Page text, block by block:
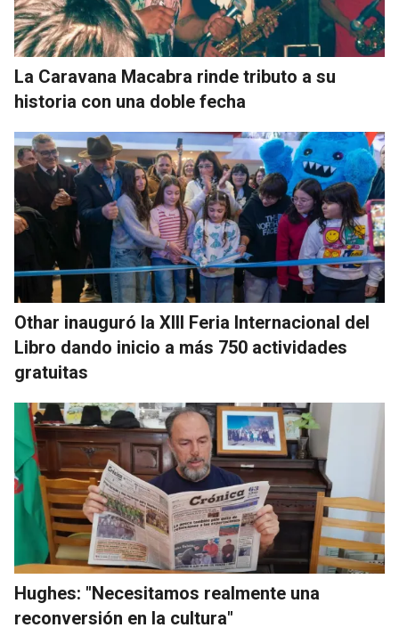
La Caravana Macabra rinde tributo a su
historia con una doble fecha
Othar inauguró la XIII Feria Internacional del
Libro dando inicio a más 750 actividades
gratuitas
Hughes: "Necesitamos realmente una
reconversión en la cultura"